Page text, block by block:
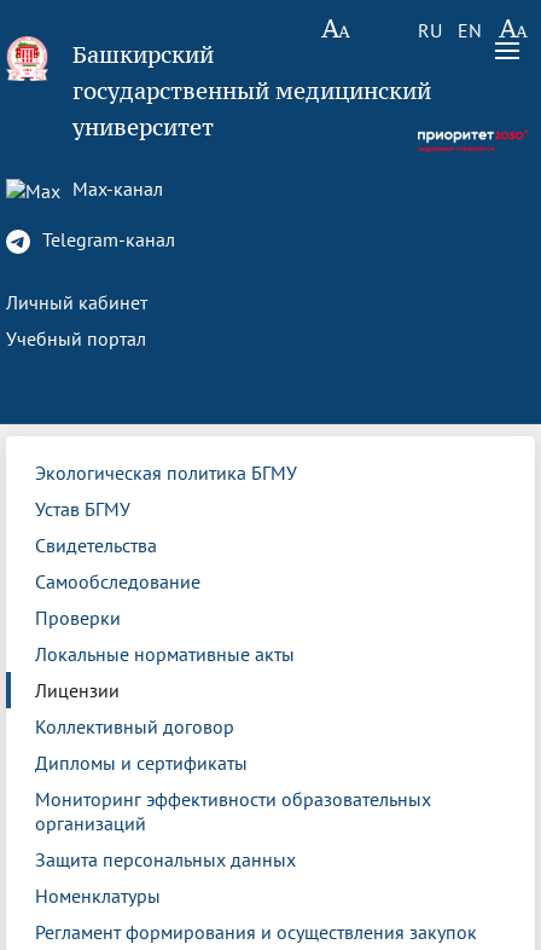
RU EN
Башкирский
государственный медицинский
университет
Max-канал
Telegram-канал
Личный кабинет
Учебный портал
Экологическая политика БГМУ
Устав БГМУ
Свидетельства
Самообследование
Проверки
Локальные нормативные акты
Лицензии
Коллективный договор
Дипломы и сертификаты
Мониторинг эффективности образовательных
организаций
Защита персональных данных
Номенклатуры
Регламент формирования и осуществления закупок